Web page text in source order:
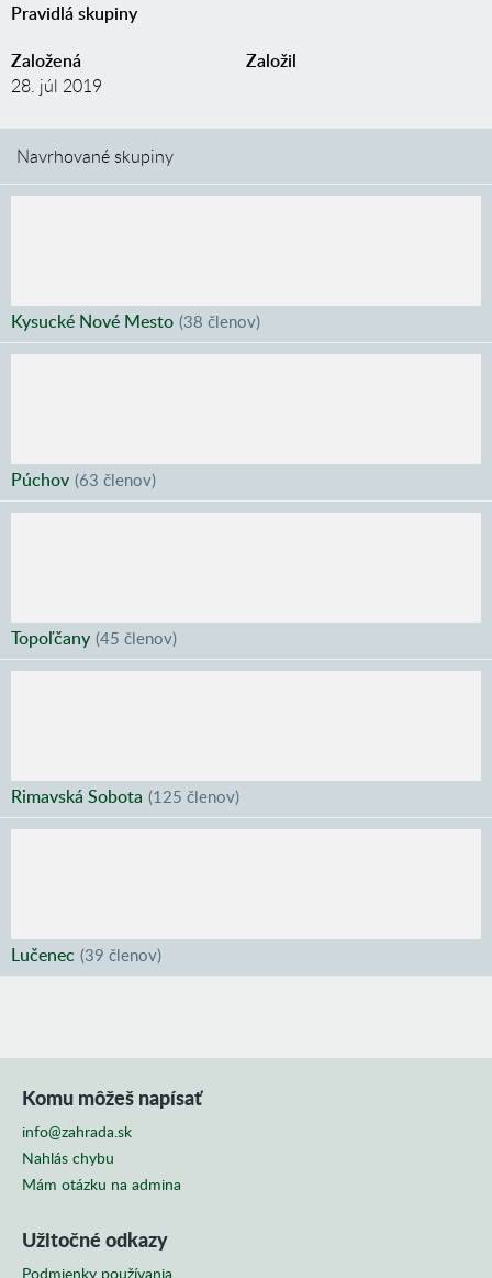
Pravidlá skupiny
Založená
28. júl 2019
Založil
Navrhované skupiny
Kysucké Nové Mesto (38 členov)
Púchov (63 členov)
Topoľčany (45 členov)
Rimavská Sobota (125 členov)
Lučenec (39 členov)
Komu môžeš napísať
info@zahrada.sk
Nahlás chybu
Mám otázku na admina
Užitočné odkazy
Podmienky používania